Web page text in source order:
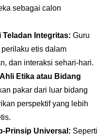
sebagai calon
Teladan Integritas: Guru
etis dalam
dan interaksi sehari-hari.
Etika atau Bidang
pakar dari luar bidang
perspektif yang lebih
Prinsip Universal: Seperti